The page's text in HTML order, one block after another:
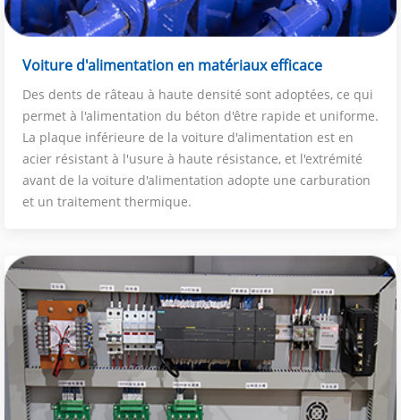
Voiture d'alimentation en matériaux efficace
Des dents de râteau à haute densité sont adoptées, ce qui
permet à l'alimentation du béton d'être rapide et uniforme.
La plaque inférieure de la voiture d'alimentation est en
acier résistant à l'usure à haute résistance, et l'extrémité
avant de la voiture d'alimentation adopte une carburation
et un traitement thermique.